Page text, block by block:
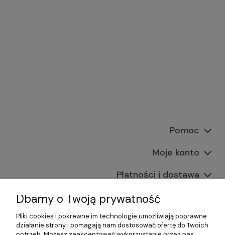
Pomoc
Moje konto
Płatności i dostawa
Informacje
O nas
Dbamy o Twoją prywatność
Pliki cookies i pokrewne im technologie umożliwiają poprawne
działanie strony i pomagają nam dostosować ofertę do Twoich